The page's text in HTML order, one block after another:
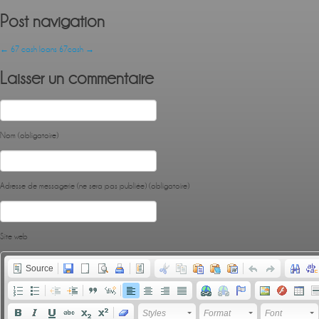
Post navigation
← 67 cash loans 67cash →
Laisser un commentaire
Nom (obligatoire)
Adresse de messagerie (ne sera pas publiée) (obligatoire)
Site web
Source
Styles Format Font